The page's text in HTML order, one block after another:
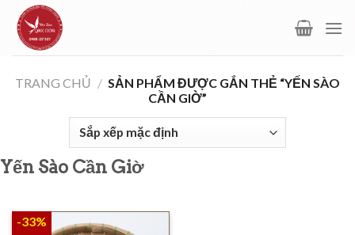
Skip
content
TRANG CHỦ / SẢN PHẨM ĐƯỢC GẮN THẺ “YẾN SÀO
CẦN GIỜ”
Yến Sào Cần Giờ
-33%